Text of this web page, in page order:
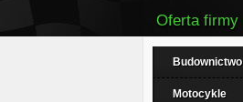
Oferta firmy
Budownictwo
Motocykle